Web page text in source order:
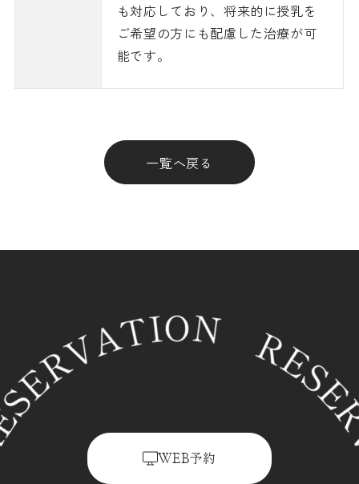
も対応しており、将来的に授乳を
ご希望の方にも配慮した治療が可
能です。
一覧へ戻る
WEB予約